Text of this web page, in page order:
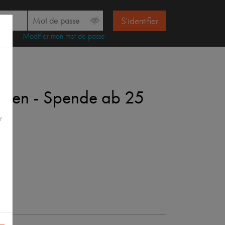
Modifier mon mot de passe
S'identifier
- Spende ab 25